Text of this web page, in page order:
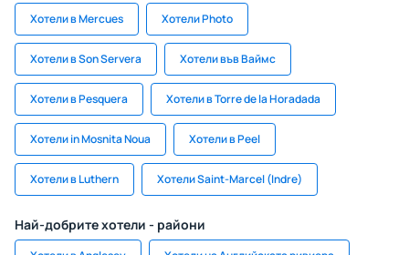
Хотели в Mercues Хотели Photo
Хотели в Son Servera Хотели във Ваймс
Хотели в Pesquera Хотели в Torre de la Horadada
Хотели in Mosnita Noua Хотели в Peel
Хотели в Luthern Хотели Saint-Marcel (Indre)
Най-добрите хотели - райони